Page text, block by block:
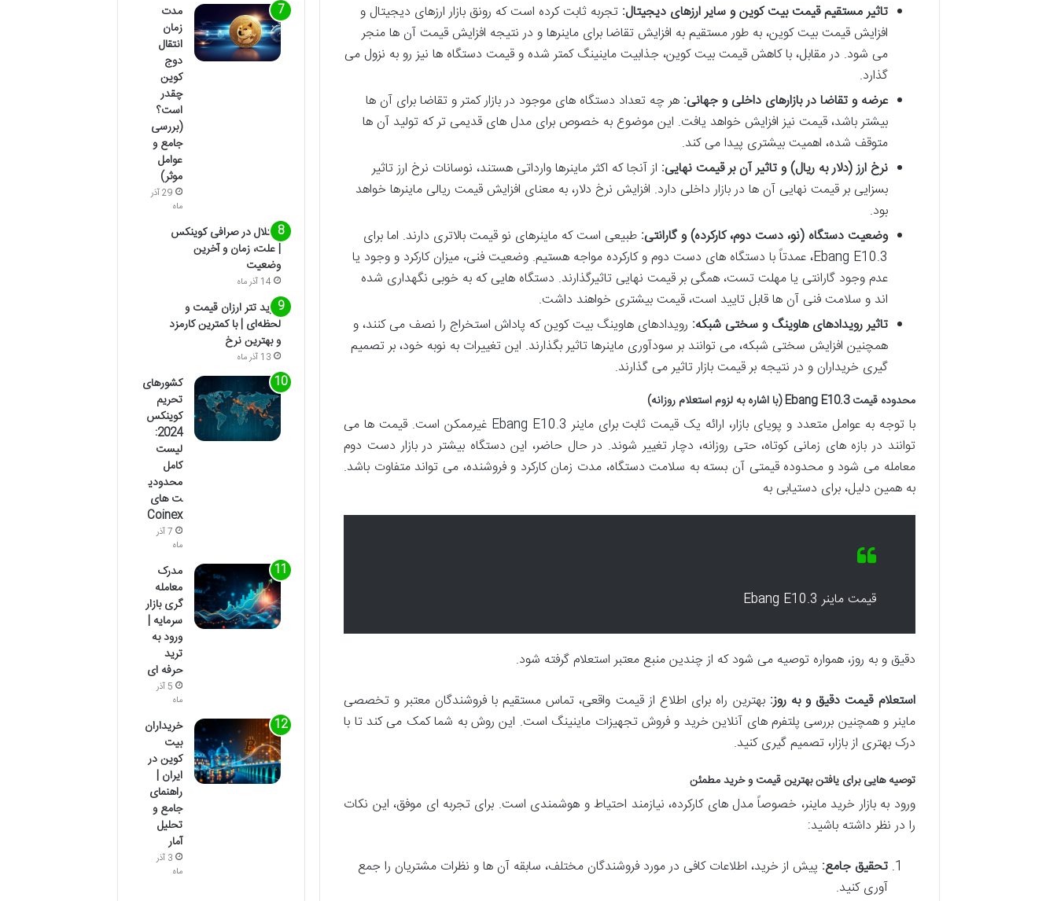
تاثیر مستقیم قیمت بیت کوین و سایر ارزهای دیجیتال: تجربه ثابت کرده است که رونق بازار ارزهای دیجیتال و
افزایش قیمت بیت کوین، به طور مستقیم به افزایش تقاضا برای ماینرها و در نتیجه افزایش قیمت آن ها منجر
می شود. در مقابل، با کاهش قیمت بیت کوین، جذابیت ماینینگ کمتر شده و قیمت دستگاه ها نیز رو به نزول می
گذارد.
عرضه و تقاضا در بازارهای داخلی و جهانی: هر چه تعداد دستگاه های موجود در بازار کمتر و تقاضا برای آن ها
بیشتر باشد، قیمت نیز افزایش خواهد یافت. این موضوع به خصوص برای مدل های قدیمی تر که تولید آن ها
متوقف شده، اهمیت بیشتری پیدا می کند.
نرخ ارز (دلار به ریال) و تاثیر آن بر قیمت نهایی: از آنجا که اکثر ماینرها وارداتی هستند، نوسانات نرخ ارز تاثیر
بسزایی بر قیمت نهایی آن ها در بازار داخلی دارد. افزایش نرخ دلار، به معنای افزایش قیمت ریالی ماینرها خواهد
بود.
وضعیت دستگاه (نو، دست دوم، کارکرده) و گارانتی: طبیعی است که ماینرهای نو قیمت بالاتری دارند. اما برای
Ebang E10.3، عمدتاً با دستگاه های دست دوم و کارکرده مواجه هستیم. وضعیت فنی، میزان کارکرد و وجود یا
عدم وجود گارانتی یا مهلت تست، همگی بر قیمت نهایی تاثیرگذارند. دستگاه هایی که به خوبی نگهداری شده
اند و سلامت فنی آن ها قابل تایید است، قیمت بیشتری خواهند داشت.
تاثیر رویدادهای هاوینگ و سختی شبکه: رویدادهای هاوینگ بیت کوین که پاداش استخراج را نصف می کنند، و
همچنین افزایش سختی شبکه، می توانند بر سودآوری ماینرها تاثیر بگذارند. این تغییرات به نوبه خود، بر تصمیم
گیری خریداران و در نتیجه بر قیمت بازار تاثیر می گذارند.
محدوده قیمت Ebang E10.3 (با اشاره به لزوم استعلام روزانه)
با توجه به عوامل متعدد و پویای بازار، ارائه یک قیمت ثابت برای ماینر Ebang E10.3 غیرممکن است. قیمت ها می
توانند در بازه های زمانی کوتاه، حتی روزانه، دچار تغییر شوند. در حال حاضر، این دستگاه بیشتر در بازار دست دوم
معامله می شود و محدوده قیمتی آن بسته به سلامت دستگاه، مدت زمان کارکرد و فروشنده، می تواند متفاوت باشد.
به همین دلیل، برای دستیابی به
قیمت ماینر Ebang E10.3
دقیق و به روز، همواره توصیه می شود که از چندین منبع معتبر استعلام گرفته شود.
استعلام قیمت دقیق و به روز: بهترین راه برای اطلاع از قیمت واقعی، تماس مستقیم با فروشندگان معتبر و تخصصی
ماینر و همچنین بررسی پلتفرم های آنلاین خرید و فروش تجهیزات ماینینگ است. این روش به شما کمک می کند تا با
درک بهتری از بازار، تصمیم گیری کنید.
توصیه هایی برای یافتن بهترین قیمت و خرید مطمئن
ورود به بازار خرید ماینر، خصوصاً مدل های کارکرده، نیازمند احتیاط و هوشمندی است. برای تجربه ای موفق، این نکات
را در نظر داشته باشید:
تحقیق جامع: پیش از خرید، اطلاعات کافی در مورد فروشندگان مختلف، سابقه آن ها و نظرات مشتریان را جمع
آوری کنید.
مدت
زمان
انتقال
دوج
کوین
چقدر
است؟
(بررسی
جامع و
عوامل
موثر)
29 آذر
ماه
اختلال در صرافی کوینکس
| علت، زمان و آخرین
وضعیت
14 آذر ماه
خرید تتر ارزان قیمت و
لحظه‌ای | با کمترین کارمزد
و بهترین نرخ
13 آذر ماه
کشورهای
تحریم
کوینکس
2024:
لیست
کامل
محدودی
ت های
Coinex
7 آذر
ماه
مدرک
معامله
گری بازار
سرمایه |
ورود به
ترید
حرفه ای
5 آذر
ماه
خریداران
بیت
کوین در
ایران |
راهنمای
جامع و
تحلیل
آمار
3 آذر
ماه